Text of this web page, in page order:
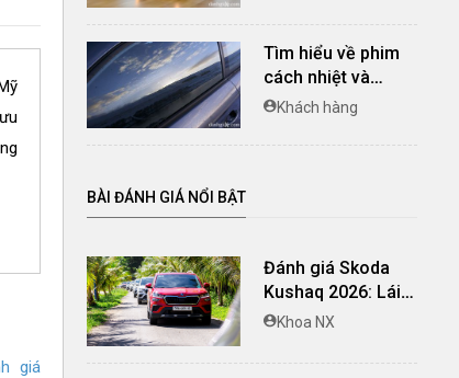
giá
Tìm hiểu về phim
cách nhiệt và
những địa chỉ dán
tín cho xe
Khách hàng
BÀI ĐÁNH GIÁ NỔI BẬT
Đánh giá Skoda
Kushaq 2026: Lái
thú vị, nhiều tiện
tranh
Khoa NX